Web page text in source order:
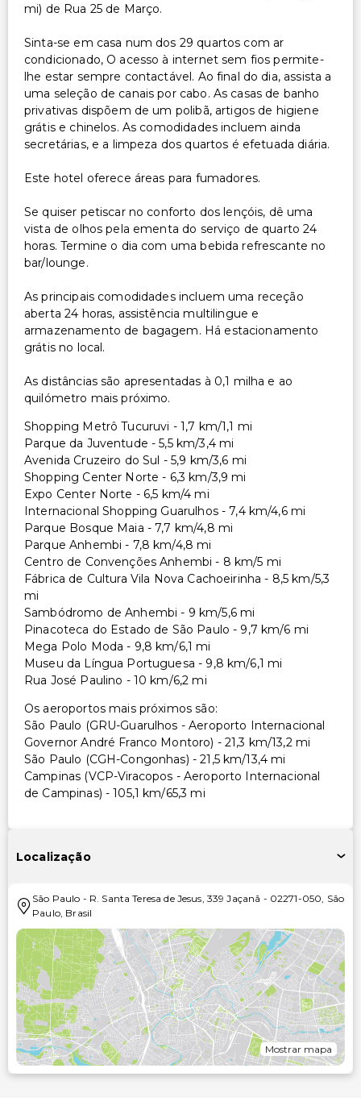
mi) de Rua 25 de Março.
Sinta-se em casa num dos 29 quartos com ar
condicionado, O acesso à internet sem fios permite-
lhe estar sempre contactável. Ao final do dia, assista a
uma seleção de canais por cabo. As casas de banho
privativas dispõem de um polibã, artigos de higiene
grátis e chinelos. As comodidades incluem ainda
secretárias, e a limpeza dos quartos é efetuada diária.
Este hotel oferece áreas para fumadores.
Se quiser petiscar no conforto dos lençóis, dê uma
vista de olhos pela ementa do serviço de quarto 24
horas. Termine o dia com uma bebida refrescante no
bar/lounge.
As principais comodidades incluem uma receção
aberta 24 horas, assistência multilingue e
armazenamento de bagagem. Há estacionamento
grátis no local.
As distâncias são apresentadas à 0,1 milha e ao
quilómetro mais próximo.
Shopping Metrô Tucuruvi - 1,7 km/1,1 mi
Parque da Juventude - 5,5 km/3,4 mi
Avenida Cruzeiro do Sul - 5,9 km/3,6 mi
Shopping Center Norte - 6,3 km/3,9 mi
Expo Center Norte - 6,5 km/4 mi
Internacional Shopping Guarulhos - 7,4 km/4,6 mi
Parque Bosque Maia - 7,7 km/4,8 mi
Parque Anhembi - 7,8 km/4,8 mi
Centro de Convenções Anhembi - 8 km/5 mi
Fábrica de Cultura Vila Nova Cachoeirinha - 8,5 km/5,3
mi
Sambódromo de Anhembi - 9 km/5,6 mi
Pinacoteca do Estado de São Paulo - 9,7 km/6 mi
Mega Polo Moda - 9,8 km/6,1 mi
Museu da Língua Portuguesa - 9,8 km/6,1 mi
Rua José Paulino - 10 km/6,2 mi
Os aeroportos mais próximos são:
São Paulo (GRU-Guarulhos - Aeroporto Internacional
Governor André Franco Montoro) - 21,3 km/13,2 mi
São Paulo (CGH-Congonhas) - 21,5 km/13,4 mi
Campinas (VCP-Viracopos - Aeroporto Internacional
de Campinas) - 105,1 km/65,3 mi
Localização
São Paulo - R. Santa Teresa de Jesus, 339 Jaçanã - 02271-050, São
Paulo, Brasil
Mostrar mapa